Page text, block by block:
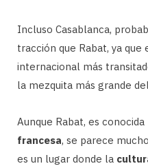
Incluso Casablanca,
tracción que Rabat, ya
internacional más
la mezquita más grande
Aunque Rabat, es conocida
francesa, se parece
es un lugar donde la